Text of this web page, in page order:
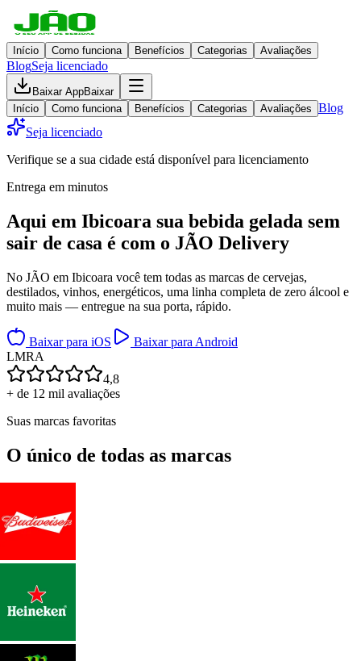
Início Como funciona Benefícios Categorias Avaliações
BlogSeja licenciado
Baixar AppBaixar
Início
Como funciona Benefícios Categorias Avaliações Blog
Seja licenciado
Verifique se a sua cidade está disponível para licenciamento
Entrega em minutos
Aqui em Ibicoara sua bebida gelada sem
sair de casa é com o JÃO Delivery
No JÃO em Ibicoara você tem todas as marcas de cervejas,
destilados, vinhos, energéticos, uma linha completa de zero álcool e
muito mais — entregue na sua porta, rápido.
Baixar para iOS
Baixar para Android
LMRA
4,8
+ de 12 mil avaliações
Suas marcas favoritas
O único de todas as marcas